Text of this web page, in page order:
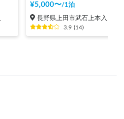
¥5,000〜/1泊
長野県上田市武石上本入
3.9 (14)